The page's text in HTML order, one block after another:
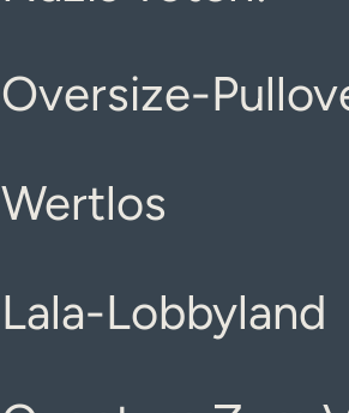
Oversize-
Wertlos
Lala-Lobbyland